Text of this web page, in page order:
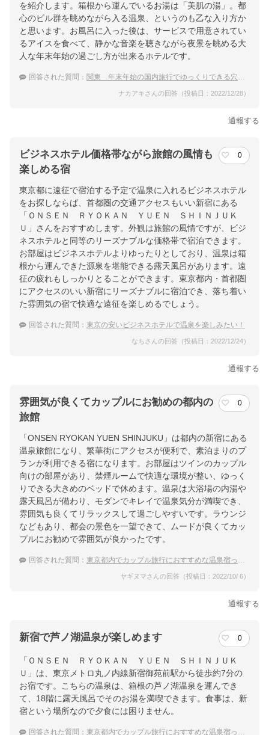
を紹介します。箱根から運んでいるお湯は「美肌の湯」。都
心のビル群を眺めながら入る温泉、というのも乙な入り方か
と思います。お風呂に入った後は、サービスで用意されてい
るアイスを食べて、静かな音楽を聴きながら夜景を眺める大
人な年末年始の過ごし方が出来るホテルです。
回答された質問： 関東 年末年始の国内旅行でゆっくりできる穴場な温泉宿
ナカアキさんの回答（投稿日：2022/12/28）
通報する
ビジネスホテル価格帯ながら旅館の風情も
楽しめる宿
0
東京都に遠征で宿泊する予定で温泉に入れるビジネスホテル
をお探しならば、首都圏の交通アクセスもいい新宿にある
「ＯＮＳＥＮ ＲＹＯＫＡＮ ＹＵＥＮ ＳＨＩＮＪＵＫ
Ｕ」さんをおすすめします。外観は旅館の風情ですが、ビジ
ネスホテルと同等のリーズナブルな価格帯で宿泊できます。
お部屋はビジネスホテルよりゆったりとしており、温泉は箱
根から運んできた源泉を堪能できる露天風呂があります。遠
征の疲れもしっかりとることができます。東京都内・首都圏
にアクセスのいい新宿にリーズナブルに宿泊でき、落ち着い
た雰囲気の宿で快適な遠征を楽しめるでしょう。
回答された質問： 東京の安いビジネスホテルで温泉を楽しみたい！
なちさんの回答（投稿日：2022/12/24）
通報する
雰囲気が良くてカップルにお勧めの都内の
旅館
0
「ONSEN RYOKAN YUEN SHINJUKU」は都内の新宿にある
温泉旅館になり、繁華街にアクセスが便利で、素泊まりのプ
ランが利用できる宿になります。お部屋はツインのカップル
向けの部屋があり、禁煙ルームで快適な環境が整い、ゆっく
りできる大きめのベッドで休めます。温泉は大浴場の内湯や
露天風呂が備わり、モダンでキレイで温泉気分が満喫でき、
雰囲気も良くてリラックスして過ごしやすいです。ラウンジ
などもあり、都会の景色を一望できて、ムードが良くてカッ
プルにお勧めで雰囲気が良かったです。
回答された質問： 東京都内でカップル旅行におすすめな温泉宿ってありますか？
ヤギヌマさんの回答（投稿日：2022/10/ 6）
通報する
新宿で芦ノ湖温泉が楽しめます 0
「ＯＮＳＥＮ ＲＹＯＫＡＮ ＹＵＥＮ ＳＨＩＮＪＵＫ
Ｕ」は、東京メトロ丸ノ内線新宿御苑前駅から徒歩約7分の
お宿です。こちらの温泉は、箱根の芦ノ湖温泉を運んでき
て、18階に露天風呂でそのお湯を満喫できます。食事は、新
宿という場所なので夕食には困りません。
回答された質問： 東京都内でカップル旅行におすすめな温泉宿ってありますか？